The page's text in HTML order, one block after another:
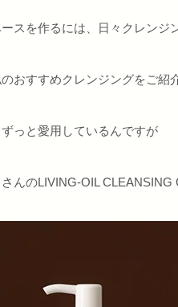
スを作るには、日々クレンジ
おすすめクレンジングをご紹
っと愛用しているんですが
さんのLIVING-OIL